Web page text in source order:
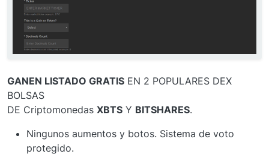
GANEN LISTADO GRATIS EN 2 POPULARES DEX
BOLSAS
DE Criptomonedas XBTS Y BITSHARES.
Ningunos aumentos y botos. Sistema de voto
protegido.